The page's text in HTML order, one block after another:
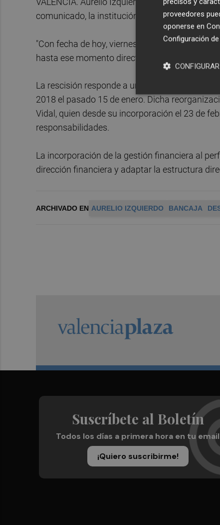
comunicado, la institución que preside Rafael
"Con fecha de hoy, viernes 6 de marzo, se ha
hasta ese momento director financiero de la
La rescisión responde a una reorganización
2018 el pasado 15 de enero. Dicha
Vidal, quien desde su incorporación el 23 de
responsabilidades.
La incorporación de la gestión financiera al
dirección financiera y adaptar la estructura
ARCHIVADO EN AURELIO IZQUIERDO BANCAJA
Suscríbete al Boletín
Todos los días a primera hora en tu email
¡Quiero suscribirme!
proveedores
oponerse en
Configuración
CONFIGURAR